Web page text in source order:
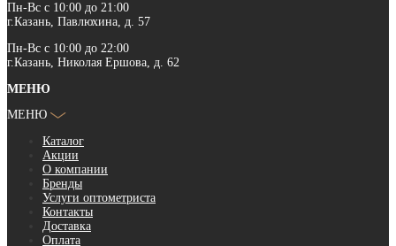
Пн-Вс с 10:00 до 21:00
г.Казань, Павлюхина, д. 57
Пн-Вс с 10:00 до 22:00
г.Казань, Николая Ершова, д. 62
МЕНЮ
МЕНЮ
Каталог
Акции
О компании
Бренды
Услуги оптометриста
Контакты
Доставка
Оплата